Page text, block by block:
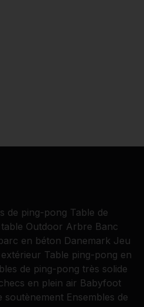
de ping-pong Table de
Outdoor Arbre Banc
en béton Danemark Jeu
Table ping-pong en
de ping-pong très solide
en plein air Babyfoot
soutènement Ensembles de